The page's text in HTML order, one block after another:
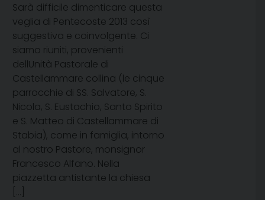
Sarà difficile dimenticare questa
veglia di Pentecoste 2013 così
suggestiva e coinvolgente. Ci
siamo riuniti, provenienti
dellUnità Pastorale di
Castellammare collina (le cinque
parrocchie di SS. Salvatore, S.
Nicola, S. Eustachio, Santo Spirito
e S. Matteo di Castellammare di
Stabia), come in famiglia, intorno
al nostro Pastore, monsignor
Francesco Alfano. Nella
piazzetta antistante la chiesa
[…]